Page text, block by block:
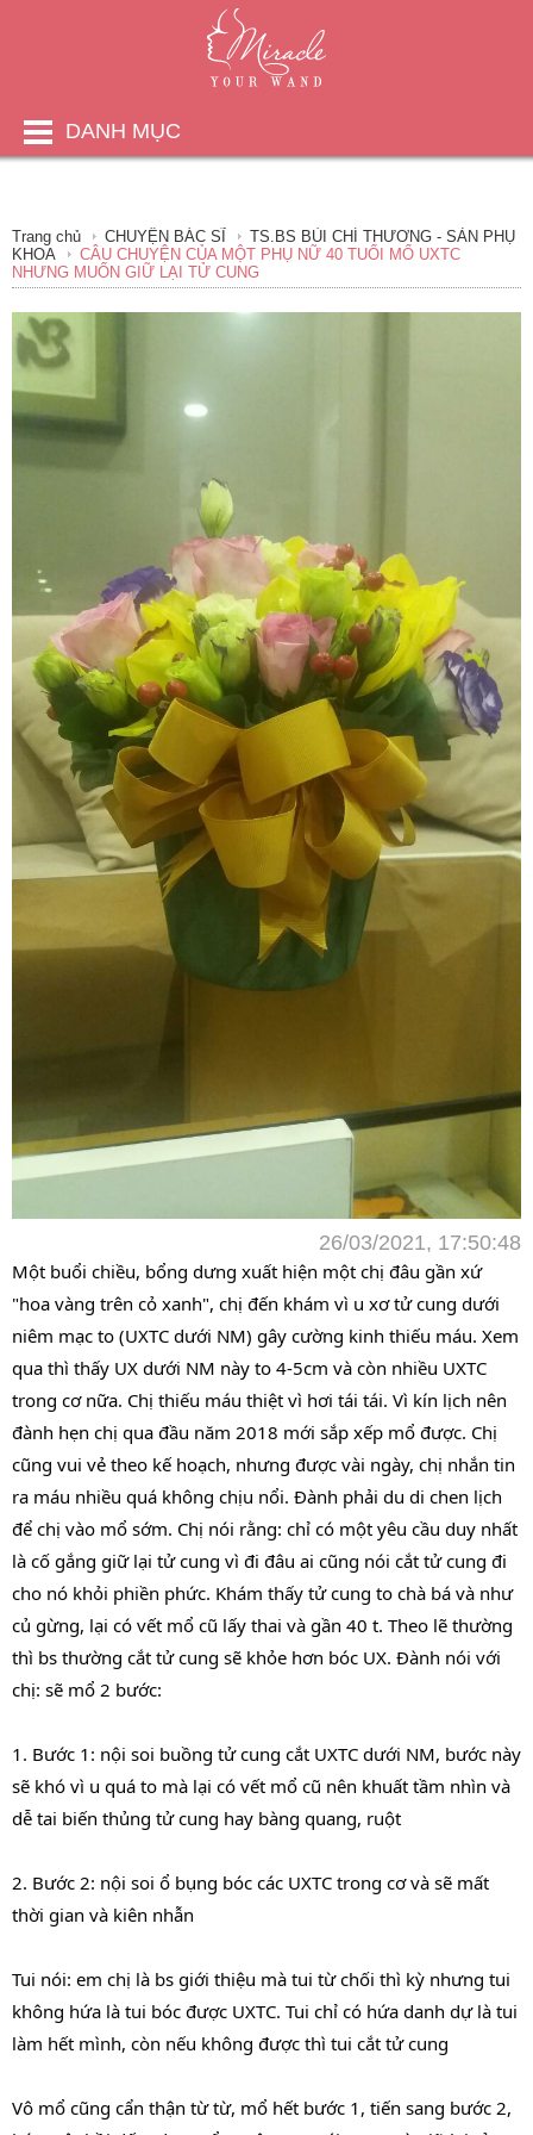
DANH MỤC
Trang chủ CHUYỆN BÁC SĨ
TS.BS BÙI CHÍ THƯƠNG - SẢN PHỤ
KHOA
CÂU CHUYỆN CỦA MỘT PHỤ NỮ 40 TUỔI MỔ UXTC
NHƯNG MUỐN GIỮ LẠI TỬ CUNG
26/03/2021, 17:50:48
Một buổi chiều, bổng dưng xuất hiện một chị đâu gần xứ
"hoa vàng trên cỏ xanh", chị đến khám vì u xơ tử cung dưới
niêm mạc to (UXTC dưới NM) gây cường kinh thiếu máu. Xem
qua thì thấy UX dưới NM này to 4-5cm và còn nhiều UXTC
trong cơ nữa. Chị thiếu máu thiệt vì hơi tái tái. Vì kín lịch nên
đành hẹn chị qua đầu năm 2018 mới sắp xếp mổ được. Chị
cũng vui vẻ theo kế hoạch, nhưng được vài ngày, chị nhắn tin
ra máu nhiều quá không chịu nổi. Đành phải du di chen lịch
để chị vào mổ sớm. Chị nói rằng: chỉ có một yêu cầu duy nhất
là cố gắng giữ lại tử cung vì đi đâu ai cũng nói cắt tử cung đi
cho nó khỏi phiền phức. Khám thấy tử cung to chà bá và như
củ gừng, lại có vết mổ cũ lấy thai và gần 40 t. Theo lẽ thường
thì bs thường cắt tử cung sẽ khỏe hơn bóc UX. Đành nói với
chị: sẽ mổ 2 bước:
1. Bước 1: nội soi buồng tử cung cắt UXTC dưới NM, bước này
sẽ khó vì u quá to mà lại có vết mổ cũ nên khuất tầm nhìn và
dễ tai biến thủng tử cung hay bàng quang, ruột
2. Bước 2: nội soi ổ bụng bóc các UXTC trong cơ và sẽ mất
thời gian và kiên nhẫn
Tui nói: em chị là bs giới thiệu mà tui từ chối thì kỳ nhưng tui
không hứa là tui bóc được UXTC. Tui chỉ có hứa danh dự là tui
làm hết mình, còn nếu không được thì tui cắt tử cung
Vô mổ cũng cẩn thận từ từ, mổ hết bước 1, tiến sang bước 2,